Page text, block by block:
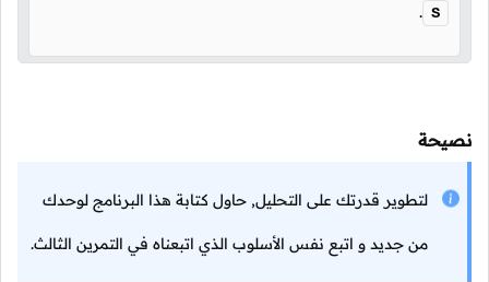
S
.
نصيحة
لتطوير قدرتك على التحليل, حاول كتابة هذا البرنامج لوحدك
من جديد و اتبع نفس الأسلوب الذي اتبعناه في التمرين الثالث.